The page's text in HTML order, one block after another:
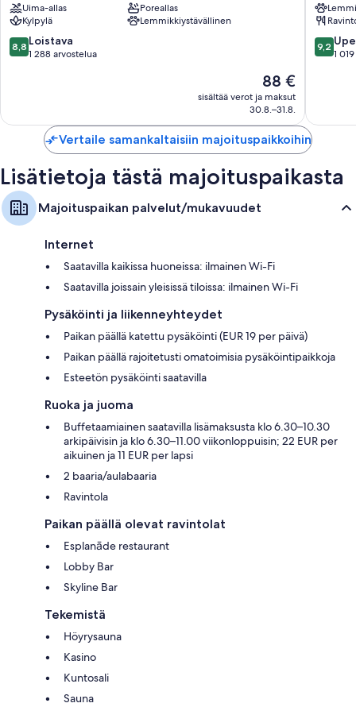
Hotel
Riian
vanhakaupunki
Uima-allas
Poreallas
Kylpylä
Lemmikkiystävällinen
8.8
kautta
8,8 Loistava
1 288 arvostelua
Hinta
on
88 €
88 €
sisältää verot ja maksut
30.8.–31.8.
Hotel
9.2
kautta
9,2
1
Vertaile samankaltaisiin majoituspaikkoihin
Lisätietoja tästä majoituspaikasta
Majoituspaikan palvelut/mukavuudet
Internet
Saatavilla kaikissa huoneissa: ilmainen Wi-Fi
Saatavilla joissain yleisissä tiloissa: ilmainen Wi-Fi
Pysäköinti ja liikenneyhteydet
Paikan päällä katettu pysäköinti (EUR 19 per päivä)
Paikan päällä rajoitetusti omatoimisia pysäköintipaikkoja
Esteetön pysäköinti saatavilla
Ruoka ja juoma
Buffetaamiainen saatavilla lisämaksusta klo 6.30–10.30
arkipäivisin ja klo 6.30–11.00 viikonloppuisin; 22 EUR per
aikuinen ja 11 EUR per lapsi
2 baaria/aulabaaria
Ravintola
Paikan päällä olevat ravintolat
Esplanāde restaurant
Lobby Bar
Skyline Bar
Tekemistä
Höyrysauna
Kasino
Kuntosali
Sauna